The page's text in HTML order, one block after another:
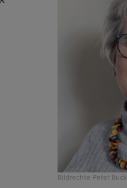
Bildrechte Peter Buck